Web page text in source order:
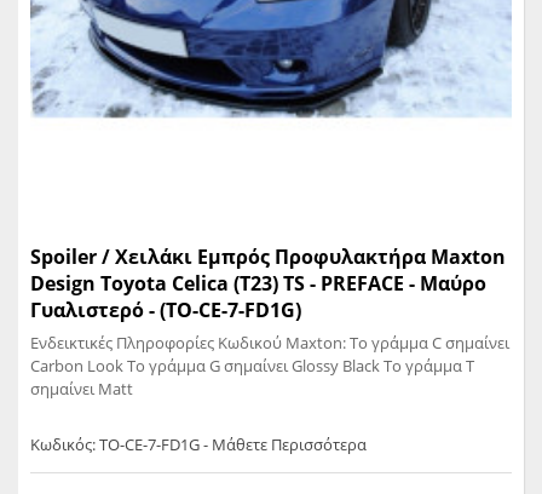
Spoiler / Χειλάκι Εμπρός Προφυλακτήρα Maxton
Design Toyota Celica (T23) TS - PREFACE - Μαύρο
Γυαλιστερό - (TO-CE-7-FD1G)
Ενδεικτικές Πληροφορίες Κωδικού Maxton: Το γράμμα C σημαίνει
Carbon Look Το γράμμα G σημαίνει Glossy Black Το γράμμα T
σημαίνει Matt
Κωδικός: TO-CE-7-FD1G - Μάθετε Περισσότερα